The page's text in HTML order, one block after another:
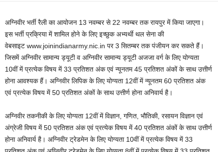
अग्निवीर भर्ती रैली का आयोजन 13 नवम्बर से 22 नवम्बर तक रायपुर में किया जाएगा।
इस भर्ती प्रक्रिया में शामिल होने के लिए इच्छुक अभ्यर्थी थल सेना की
वेबसाइट www.joinindianarmy.nic.in पर 3 सितम्बर तक पंजीयन कर सकते हैं।
जिसमें अग्निवीर सामान्य ड्यूटी व अग्निवीर सामान्य ड्यूटी अजजा वर्ग के लिए योग्यता
10वीं में प्रत्येक विषय में 33 प्रतिशत अंक एवं न्यूनतम 45 प्रतिशत अंकों के साथ उत्तीर्ण
होना आवश्यक हैं। अग्निवीर लिपिक के लिए योग्यता 12वीं में न्यूनतम 60 प्रतिशत अंक
एवं प्रत्येक विषय में 50 प्रतिशत अंकों के साथ उत्तीर्ण होना अनिवार्य है।
अग्निवीर तकनीकी के लिए योग्यता 12वीं में विज्ञान, गणित, भौतिकी, रसायन विज्ञान एवं
अंग्रेजी विषय में 50 प्रतिशत अंक एवं प्रत्येक विषय में 40 प्रतिशत अंकों के साथ उत्तीर्ण
होना अनिवार्य है। अग्निवीर ट्रेडमेन के लिए योग्यता 10वीं में प्रत्येक विषय में 33